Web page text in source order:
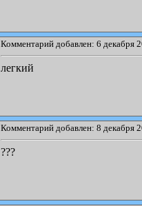
Комментарий добавлен: 6 декабря
легкий
Комментарий добавлен: 8 декабря
???